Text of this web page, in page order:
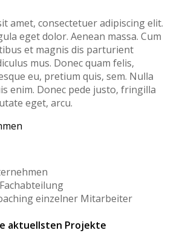
amet, consectetuer adipiscing elit.
eget dolor. Aenean massa. Cum
et magnis dis parturient
mus. Donec quam felis,
eu, pretium quis, sem. Nulla
enim. Donec pede justo, fringilla
eget, arcu.
einzelner Mitarbeiter
aktuellsten Projekte